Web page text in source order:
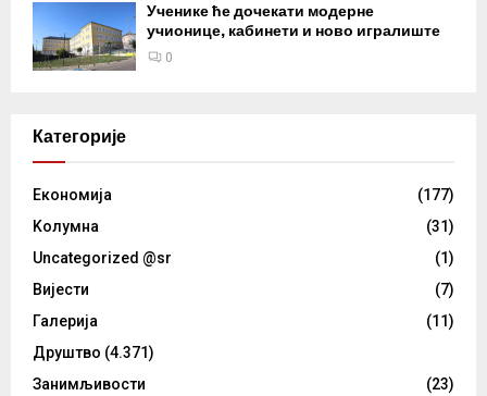
Ученике ће дочекати модерне
учионице, кабинети и ново игралиште
0
Категорије
Eкономија
(177)
Kолумнa
(31)
Uncategorized @sr
(1)
Вијести
(7)
Галерија
(11)
Друштво (4.371)
Занимљивости
(23)